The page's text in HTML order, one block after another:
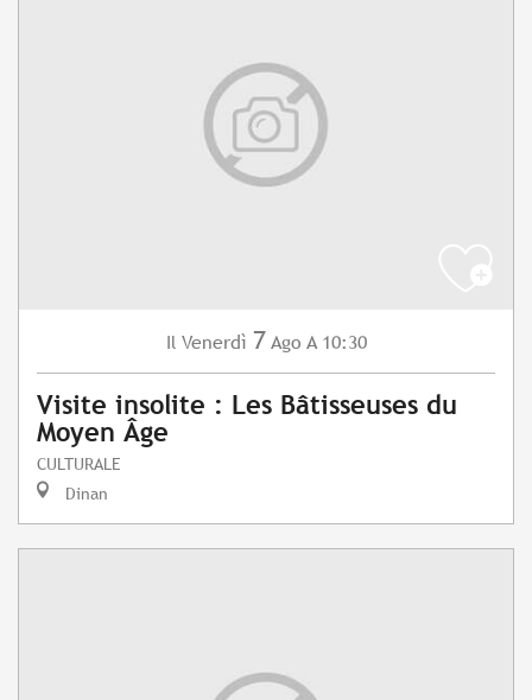
Il Venerdì 7 Ago A 10:30
Visite insolite : Les Bâtisseuses du
Moyen Âge
CULTURALE
Dinan